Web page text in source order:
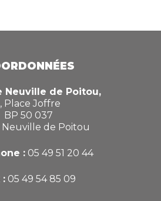
Neuville de Poitou,
Place Joffre
BP 50 037
Neuville de Poitou
: 05 49 51 20 44
: 05 49 54 85 09